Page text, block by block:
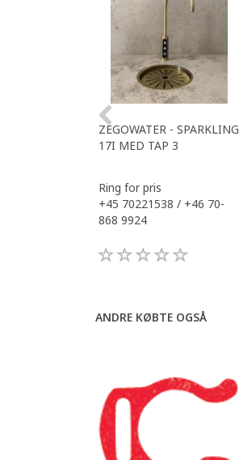
ZEGOWATER - SPARKLING
17I MED TAP 3
Ring for pris
+45 70221538 / +46 70-
868 9924
ANDRE KØBTE OGSÅ